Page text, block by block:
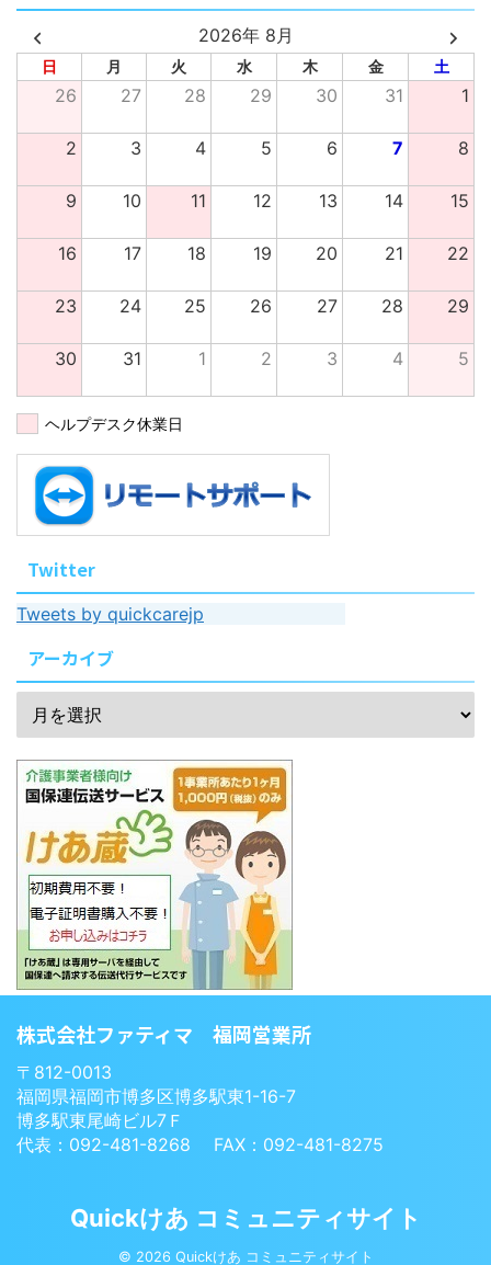
2026年 8月
日 月 火 水 木 金 土
26 27 28 29 30 31 1
2 3 4 5 6 7 8
9 10 11 12 13 14 15
16 17 18 19 20 21 22
23 24 25 26 27 28 29
30 31 1 2 3 4 5
ヘルプデスク休業日
Twitter
Tweets by quickcarejp
アーカイブ
株式会社ファティマ 福岡営業所
〒812-0013
福岡県福岡市博多区博多駅東1-16-7
博多駅東尾崎ビル7Ｆ
代表：092-481-8268 FAX：092-481-8275
Quickけあ コミュニティサイト
© 2026 Quickけあ コミュニティサイト